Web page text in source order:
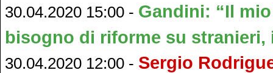
30.04.2020 15:00 - Gandini: “Il
bisogno di riforme su stranieri,
30.04.2020 12:00 - Sergio